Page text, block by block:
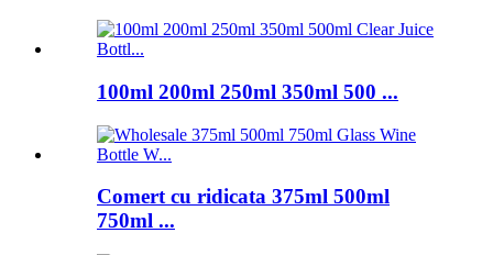
100ml 200ml 250ml 350ml 500 ...
Comert cu ridicata 375ml 500ml
750ml ...